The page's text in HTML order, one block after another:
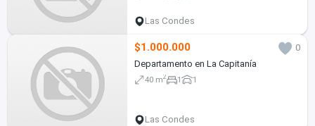
Las Condes
$1.000.000
0
Departamento en La Capitanía
40 m2 1 1
Las Condes